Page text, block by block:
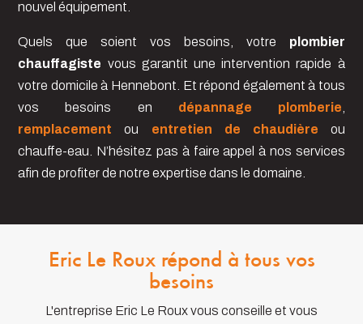
nouvel équipement.
Quels que soient vos besoins, votre plombier
chauffagiste vous garantit une intervention rapide à
votre domicile à Hennebont. Et répond également à tous
vos besoins en dépannage plomberie,
remplacement
ou entretien de chaudière
ou
chauffe-eau. N’hésitez pas à faire appel à nos services
afin de profiter de notre expertise dans le domaine.
Eric Le Roux répond à tous vos
besoins
L'entreprise Eric Le Roux vous conseille et vous